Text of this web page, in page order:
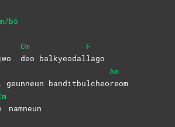
Cm
deo balkyeodal
F
lago
geunneun banditbulcheo
Am
reom
namneun